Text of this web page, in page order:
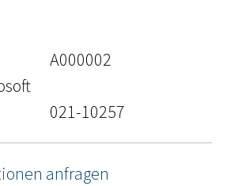
A000002
021-10257
anfragen